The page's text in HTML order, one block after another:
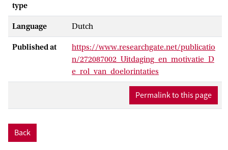
type
Language Dutch
Published at
https://www.researchgate.net/publicatio
n/272087002_Uitdaging_en_motivatie_D
e_rol_van_doelorintaties
Permalink to this page
Back